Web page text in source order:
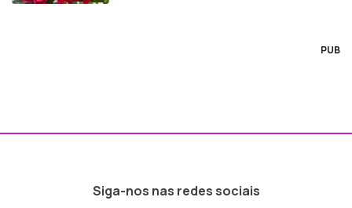
PUB
Siga-nos nas redes sociais